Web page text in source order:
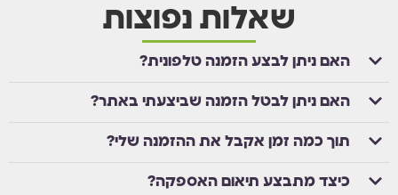
שאלות נפוצות
האם ניתן לבצע הזמנה טלפונית?
האם ניתן לבטל הזמנה שביצעתי באתר?
תוך כמה זמן אקבל את ההזמנה שלי?
כיצד מתבצע תיאום האספקה?